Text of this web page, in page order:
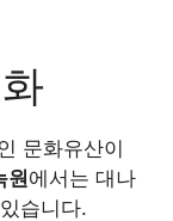
문화유산이
원에서는 대나
습니다.